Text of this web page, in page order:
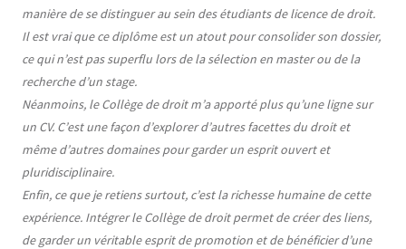
manière de se distinguer au sein des étudiants de licence de droit.
Il est vrai que ce diplôme est un atout pour consolider son dossier,
ce qui n’est pas superflu lors de la sélection en master ou de la
recherche d’un stage.
Néanmoins, le Collège de droit m’a apporté plus qu’une ligne sur
un CV. C’est une façon d’explorer d’autres facettes du droit et
même d’autres domaines pour garder un esprit ouvert et
pluridisciplinaire.
Enfin, ce que je retiens surtout, c’est la richesse humaine de cette
expérience. Intégrer le Collège de droit permet de créer des liens,
de garder un véritable esprit de promotion et de bénéficier d’une